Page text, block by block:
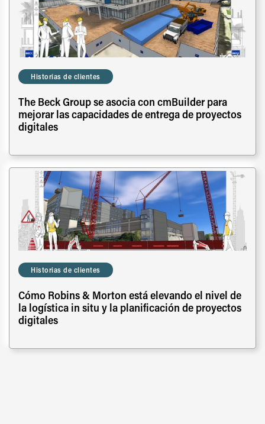
Historias de clientes
The Beck Group se asocia con cmBuilder para
mejorar las capacidades de entrega de proyectos
digitales
Historias de clientes
Cómo Robins & Morton está elevando el nivel de
la logística in situ y la planificación de proyectos
digitales